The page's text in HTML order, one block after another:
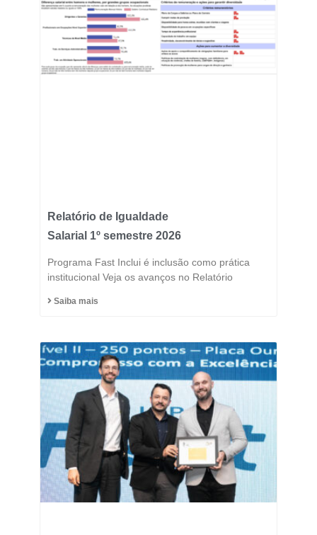
Relatório de Igualdade
Salarial 1º semestre 2026
Programa Fast Inclui é inclusão como prática
institucional Veja os avanços no Relatório
Saiba mais